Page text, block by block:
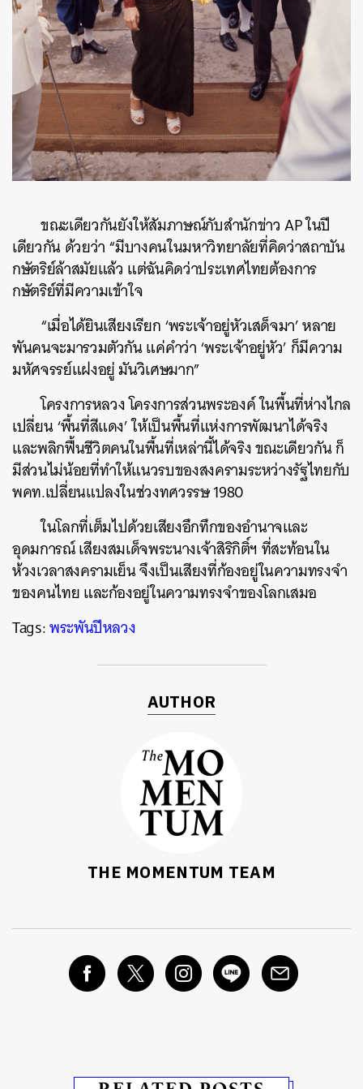
ขณะเดียวกันยังให้สัมภาษณ์กับสำนักข่าว AP ในปี
เดียวกัน ด้วยว่า “มีบางคนในมหาวิทยาลัยที่คิดว่าสถาบัน
กษัตริย์ล้าสมัยแล้ว แต่ฉันคิดว่าประเทศไทยต้องการ
กษัตริย์ที่มีความเข้าใจ
“เมื่อได้ยินเสียงเรียก ‘พระเจ้าอยู่หัวเสด็จมา’ หลาย
พันคนจะมารวมตัวกัน แค่คำว่า ‘พระเจ้าอยู่หัว’ ก็มีความ
มหัศจรรย์แฝงอยู่ มันวิเศษมาก”
โครงการหลวง โครงการส่วนพระองค์ ในพื้นที่ห่างไกล
เปลี่ยน ‘พื้นที่สีแดง’ ให้เป็นพื้นที่แห่งการพัฒนาได้จริง
และพลิกฟื้นชีวิตคนในพื้นที่เหล่านี้ได้จริง ขณะเดียวกัน ก็
มีส่วนไม่น้อยที่ทำให้แนวรบของสงครามระหว่างรัฐไทยกับ
พคท.เปลี่ยนแปลงในช่วงทศวรรษ 1980
ในโลกที่เต็มไปด้วยเสียงอึกทึกของอำนาจและ
อุดมการณ์ เสียงสมเด็จพระนางเจ้าสิริกิติ์ฯ ที่สะท้อนใน
ห้วงเวลาสงครามเย็น จึงเป็นเสียงที่ก้องอยู่ในความทรงจำ
ของคนไทย และก้องอยู่ในความทรงจำของโลกเสมอ
Tags:พระพันปีหลวง
AUTHOR
THE MOMENTUM TEAM